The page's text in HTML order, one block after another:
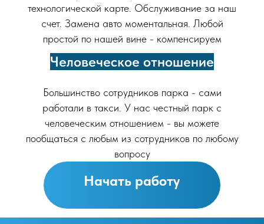
технологической карте. Обслуживание за наш
счет. Замена авто моментальная. Любой
простой по нашей вине - компенсируем
Человеческое отношение
Большинство сотрудников парка - сами
работали в такси. У нас честный парк с
человеческим отношением - вы можете
пообщаться с любым из сотрудников по любому
вопросу
Начать работу